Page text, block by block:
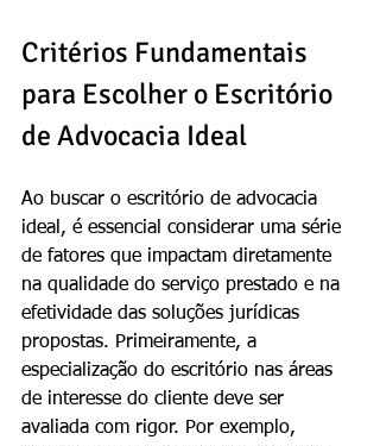
Critérios Fundamentais
para Escolher o Escritório
de Advocacia Ideal
Ao buscar o escritório de advocacia
ideal, é essencial considerar uma série
de fatores que impactam diretamente
na qualidade do serviço prestado e na
efetividade das soluções jurídicas
propostas. Primeiramente, a
especialização do escritório nas áreas
de interesse do cliente deve ser
avaliada com rigor. Por exemplo,